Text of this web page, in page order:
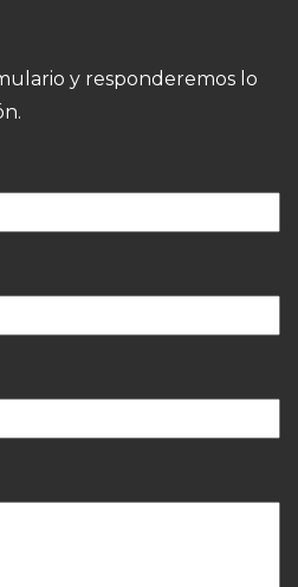
y responderemos lo